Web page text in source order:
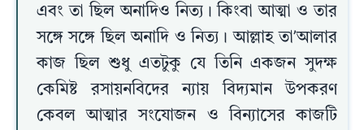
এবং তা ছিল অনাদিও নিত্য। কিংবা আত্মা ও তার
সঙ্গে সঙ্গে ছিল অনাদি ও নিত্য। আল্লাহ তা’আলার
কাজ ছিল শুধু এতটুকু যে তিনি একজন সুদক্ষ
কেমিষ্ট রসায়নবিদের ন্যায় বিদ্যমান উপকরণ
কেবল আত্মার সংযোজন ও বিন্যাসের কাজটি